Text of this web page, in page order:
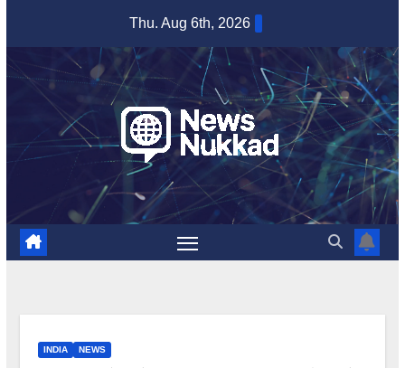
content
Thu. Aug 6th, 2026
INDIA NEWS